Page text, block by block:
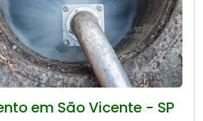
em São Vicente - SP